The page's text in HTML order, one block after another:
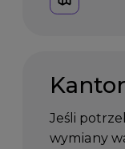
Jeśli
wymiany